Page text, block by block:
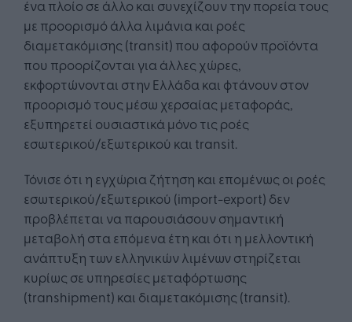
ένα πλοίο σε άλλο και συνεχίζουν την πορεία τους
με προορισμό άλλα λιμάνια και ροές
διαμετακόμισης (transit) που αφορούν προϊόντα
που προορίζονται για άλλες χώρες,
εκφορτώνονται στην Ελλάδα και φτάνουν στον
προορισμό τους μέσω χερσαίας μεταφοράς,
εξυπηρετεί ουσιαστικά μόνο τις ροές
εσωτερικού/εξωτερικού και transit.
Τόνισε ότι η εγχώρια ζήτηση και επομένως οι ροές
εσωτερικού/εξωτερικού (import-export) δεν
προβλέπεται να παρουσιάσουν σημαντική
μεταβολή στα επόμενα έτη και ότι η μελλοντική
ανάπτυξη των ελληνικών λιμένων στηρίζεται
κυρίως σε υπηρεσίες μεταφόρτωσης
(transhipment) και διαμετακόμισης (transit).